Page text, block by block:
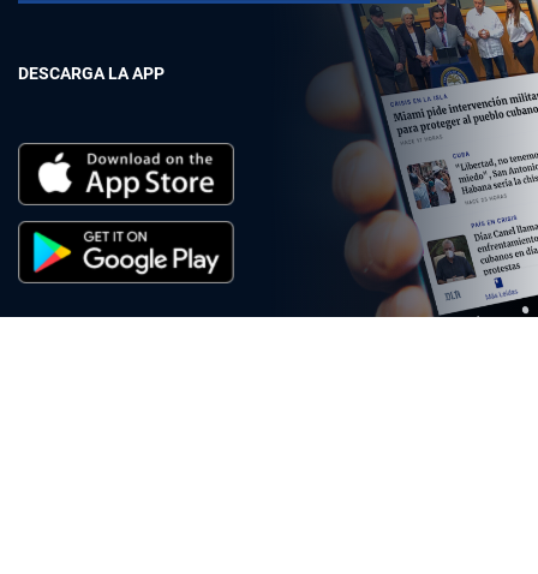
DESCARGA LA APP